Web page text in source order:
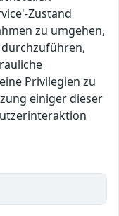
Zustand
zu umgehen,
Privilegien zu
einiger dieser